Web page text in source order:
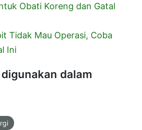
Obati Koreng dan Gatal
Tidak Mau Operasi, Coba
Ini
dalam